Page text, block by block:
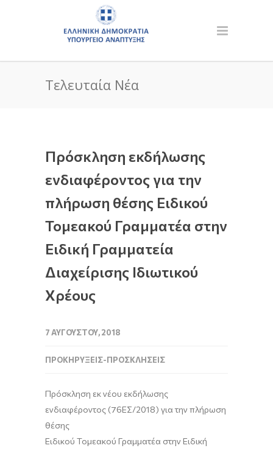
Τελευταία Νέα
Πρόσκληση εκδήλωσης
ενδιαφέροντος για την
πλήρωση θέσης Ειδικού
Τομεακού Γραμματέα στην
Ειδική Γραμματεία
Διαχείρισης Ιδιωτικού
Χρέους
7 ΑΥΓΟΎΣΤΟΥ, 2018
ΠΡΟΚΗΡΎΞΕΙΣ-ΠΡΟΣΚΛΉΣΕΙΣ
Πρόσκληση εκ νέου εκδήλωσης
ενδιαφέροντος (76ΕΣ/2018) για την πλήρωση
θέσης
Ειδικού Τομεακού Γραμματέα στην Ειδική